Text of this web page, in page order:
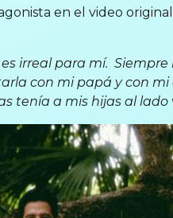
en el video
irreal para mí.
con mi papá y con
tenía a mis hijas al lado